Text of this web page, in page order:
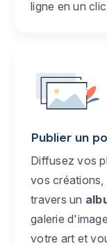
ligne en un
Publier un
Diffusez vos
vos créations,
travers un
galerie
votre art et